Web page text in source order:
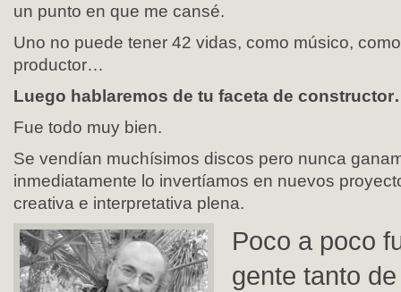
un punto en que me cansé.
Uno no puede tener 42 vidas, como músico,
productor…
Luego hablaremos de tu faceta de
Fue todo muy bien.
Se vendían muchísimos discos pero nunca
inmediatamente lo invertíamos en nuevos
creativa e interpretativa plena.
Poco a poco
gente tanto